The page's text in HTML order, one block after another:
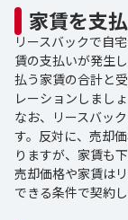
家賃を支
リースバックで自
賃の支払いが発生
払う家賃の合計と
レーションしましょ
なお、リースバッ
す。反対に、売却
りますが、家賃も下
売却価格や家賃は
できる条件で契約し